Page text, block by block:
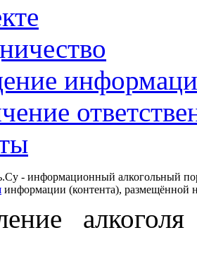
- информационный алкогольный
информации (контента), размещённой